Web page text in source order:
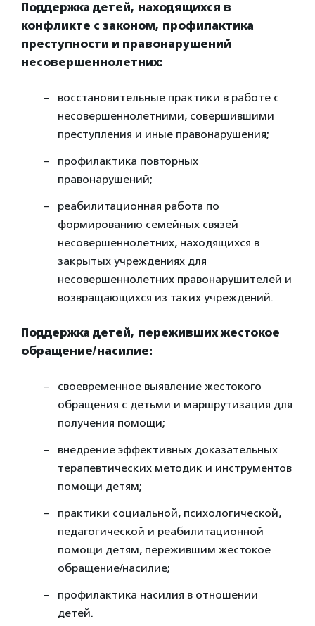
Поддержка детей, находящихся в
конфликте с законом, профилактика
преступности и правонарушений
несовершеннолетних:
восстановительные практики в работе с
несовершеннолетними, совершившими
преступления и иные правонарушения;
профилактика повторных
правонарушений;
реабилитационная работа по
формированию семейных связей
несовершеннолетних, находящихся в
закрытых учреждениях для
несовершеннолетних правонарушителей и
возвращающихся из таких учреждений.
Поддержка детей, переживших жестокое
обращение/насилие:
своевременное выявление жестокого
обращения с детьми и маршрутизация для
получения помощи;
внедрение эффективных доказательных
терапевтических методик и инструментов
помощи детям;
практики социальной, психологической,
педагогической и реабилитационной
помощи детям, пережившим жестокое
обращение/насилие;
профилактика насилия в отношении
детей.